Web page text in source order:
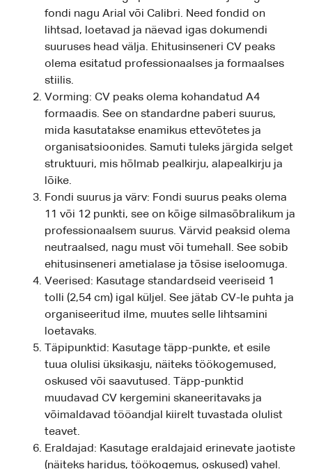
fondi nagu Arial või Calibri. Need fondid on
lihtsad, loetavad ja näevad igas dokumendi
suuruses head välja. Ehitusinseneri CV peaks
olema esitatud professionaalses ja formaalses
stiilis.
Vorming: CV peaks olema kohandatud A4
formaadis. See on standardne paberi suurus,
mida kasutatakse enamikus ettevõtetes ja
organisatsioonides. Samuti tuleks järgida selget
struktuuri, mis hõlmab pealkirju, alapealkirju ja
lõike.
Fondi suurus ja värv: Fondi suurus peaks olema
11 või 12 punkti, see on kõige silmasõbralikum ja
professionaalsem suurus. Värvid peaksid olema
neutraalsed, nagu must või tumehall. See sobib
ehitusinseneri ametialase ja tõsise iseloomuga.
Veerised: Kasutage standardseid veeriseid 1
tolli (2,54 cm) igal küljel. See jätab CV-le puhta ja
organiseeritud ilme, muutes selle lihtsamini
loetavaks.
Täpipunktid: Kasutage täpp-punkte, et esile
tuua olulisi üksikasju, näiteks töökogemused,
oskused või saavutused. Täpp-punktid
muudavad CV kergemini skaneeritavaks ja
võimaldavad tööandjal kiirelt tuvastada olulist
teavet.
Eraldajad: Kasutage eraldajaid erinevate jaotiste
(näiteks haridus, töökogemus, oskused) vahel.